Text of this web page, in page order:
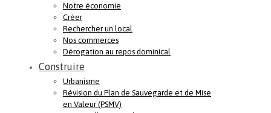
Notre économie
Créer
Rechercher un local
Nos commerces
Dérogation au repos dominical
Construire
Urbanisme
Révision du Plan de Sauvegarde et de Mise
en Valeur (PSMV)